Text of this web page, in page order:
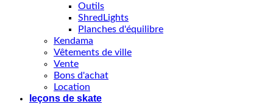
Outils
ShredLights
Planches d'équilibre
Kendama
Vêtements de ville
Vente
Bons d'achat
Location
leçons de skate